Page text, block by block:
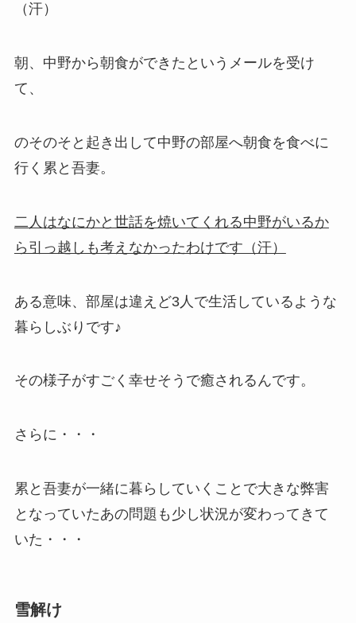
（汗）
朝、中野から朝食ができたというメールを受け
て、
のそのそと起き出して中野の部屋へ朝食を食べに
行く累と吾妻。
二人はなにかと世話を焼いてくれる中野がいるか
ら引っ越しも考えなかったわけです（汗）
ある意味、部屋は違えど3人で生活しているような
暮らしぶりです♪
その様子がすごく幸せそうで癒されるんです。
さらに・・・
累と吾妻が一緒に暮らしていくことで大きな弊害
となっていたあの問題も少し状況が変わってきて
いた・・・
雪解け